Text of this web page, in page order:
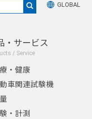
GLOBAL
・サービス
/ Service
・健康
車関連試験機
・計測